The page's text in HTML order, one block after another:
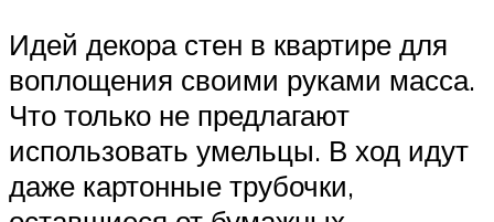
Идей декора стен в квартире для
воплощения своими руками масса.
Что только не предлагают
использовать умельцы. В ход идут
даже картонные трубочки,